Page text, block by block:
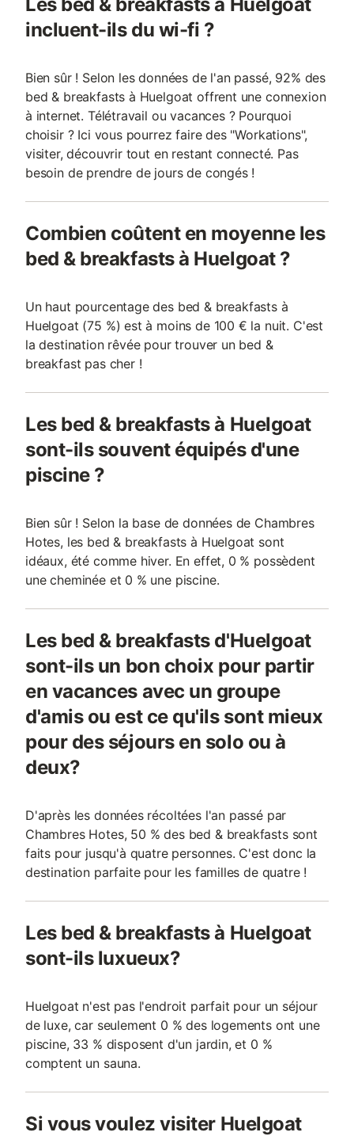
incluent-ils du wi-fi ?
Bien sûr ! Selon les données de l'an passé, 92% des
bed & breakfasts à Huelgoat offrent une connexion
à internet. Télétravail ou vacances ? Pourquoi
choisir ? Ici vous pourrez faire des "Workations",
visiter, découvrir tout en restant connecté. Pas
besoin de prendre de jours de congés !
Combien coûtent en moyenne les
bed & breakfasts à Huelgoat ?
Un haut pourcentage des bed & breakfasts à
Huelgoat (75 %) est à moins de 100 € la nuit. C'est
la destination rêvée pour trouver un bed &
breakfast pas cher !
Les bed & breakfasts à Huelgoat
sont-ils souvent équipés d'une
piscine ?
Bien sûr ! Selon la base de données de Chambres
Hotes, les bed & breakfasts à Huelgoat sont
idéaux, été comme hiver. En effet, 0 % possèdent
une cheminée et 0 % une piscine.
Les bed & breakfasts d'Huelgoat
sont-ils un bon choix pour partir
en vacances avec un groupe
d'amis ou est ce qu'ils sont mieux
pour des séjours en solo ou à
deux?
D'après les données récoltées l'an passé par
Chambres Hotes, 50 % des bed & breakfasts sont
faits pour jusqu'à quatre personnes. C'est donc la
destination parfaite pour les familles de quatre !
Les bed & breakfasts à Huelgoat
sont-ils luxueux?
Huelgoat n'est pas l'endroit parfait pour un séjour
de luxe, car seulement 0 % des logements ont une
piscine, 33 % disposent d'un jardin, et 0 %
comptent un sauna.
Si vous voulez visiter Huelgoat